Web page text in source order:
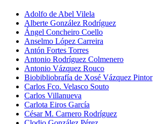
Adolfo de Abel Vilela
Alberte González Rodríguez
Ángel Concheiro Coello
Anselmo López Carreira
Antón Fortes Torres
Antonio Rodríguez Colmenero
Antonio Vázquez Rouco
Biobibliobrafía de Xosé Vázquez Pintor
Carlos Fco. Velasco Souto
Carlos Villanueva
Carlota Eiros García
César M. Carnero Rodríguez